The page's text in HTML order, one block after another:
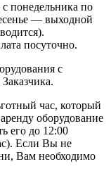
понедельника по
— выходной
посуточно.
с
час, который
оборудование
его до 12:00
Если Вы не
Вам необходимо